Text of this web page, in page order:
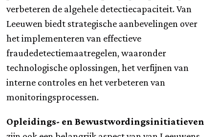
verbeteren de algehele detectiecapaciteit. Van
Leeuwen biedt strategische aanbevelingen over
het implementeren van effectieve
fraudedetectiemaatregelen, waaronder
technologische oplossingen, het verfijnen van
interne controles en het verbeteren van
monitoringsprocessen.
Opleidings- en Bewustwordingsinitiatieven